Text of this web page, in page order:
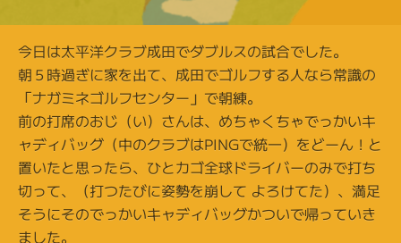
今日は太平洋クラブ成田でダブルスの試合でした。
朝５時過ぎに家を出て、成田でゴルフする人なら常識の
「ナガミネゴルフセンター」で朝練。
前の打席のおじ（い）さんは、めちゃくちゃでっかいキ
ャディバッグ（中のクラブはPINGで統一）をどーん！と
置いたと思ったら、ひとカゴ全球ドライバーのみで打ち
切って、（打つたびに姿勢を崩して よろけてた）、満足
そうにそのでっかいキャディバッグかついで帰っていき
ました。